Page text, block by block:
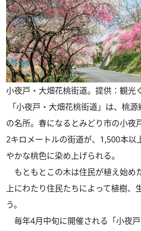
小夜戸・大畑花桃街道。提供：観光
「小夜戸・大畑花桃街道」は、桃
の名所。春になるとみどり市の小夜
2キロメートルの街道が、1,500本以
やかな桃色に染め上げられる。
もともとこの木は住民が植え始め
上にわたり住民たちによって植樹、
う。
毎年4月中旬に開催される「小夜戸